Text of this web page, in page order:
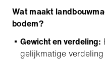
Wat maakt
bodem?
Gewicht en verdeling:
gelijkmatige